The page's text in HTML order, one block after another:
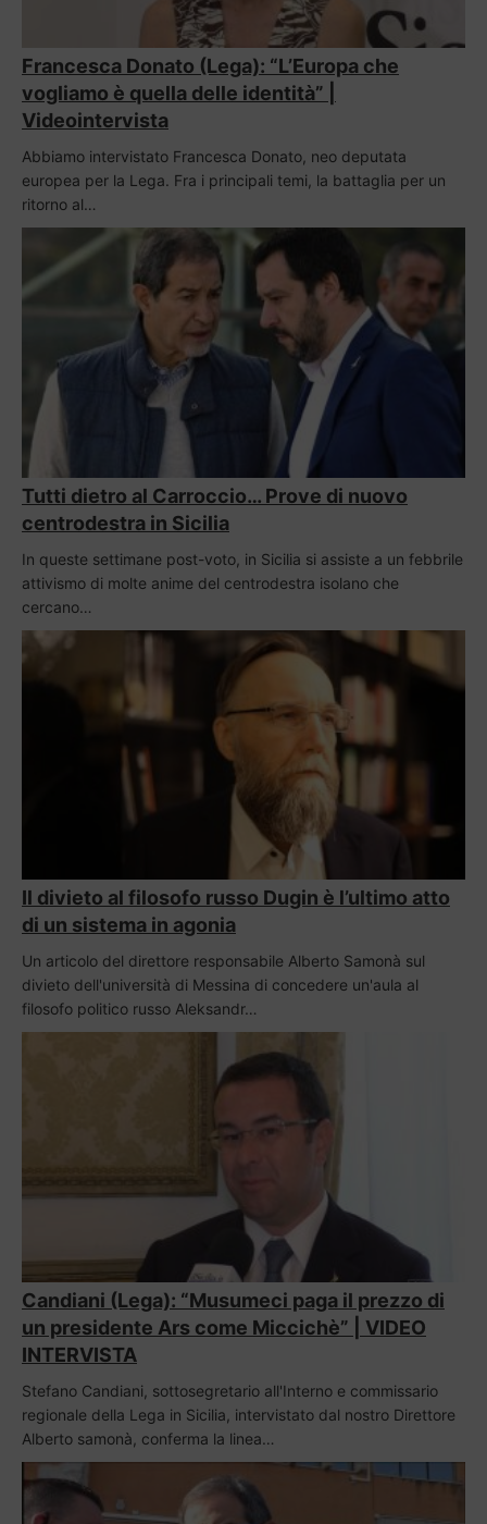
Francesca Donato (Lega): “L’Europa che
vogliamo è quella delle identità” |
Videointervista
Abbiamo intervistato Francesca Donato, neo deputata
europea per la Lega. Fra i principali temi, la battaglia per un
ritorno al…
Tutti dietro al Carroccio… Prove di nuovo
centrodestra in Sicilia
In queste settimane post-voto, in Sicilia si assiste a un febbrile
attivismo di molte anime del centrodestra isolano che
cercano…
Il divieto al filosofo russo Dugin è l’ultimo atto
di un sistema in agonia
Un articolo del direttore responsabile Alberto Samonà sul
divieto dell'università di Messina di concedere un'aula al
filosofo politico russo Aleksandr…
Candiani (Lega): “Musumeci paga il prezzo di
un presidente Ars come Miccichè” | VIDEO
INTERVISTA
Stefano Candiani, sottosegretario all'Interno e commissario
regionale della Lega in Sicilia, intervistato dal nostro Direttore
Alberto samonà, conferma la linea…